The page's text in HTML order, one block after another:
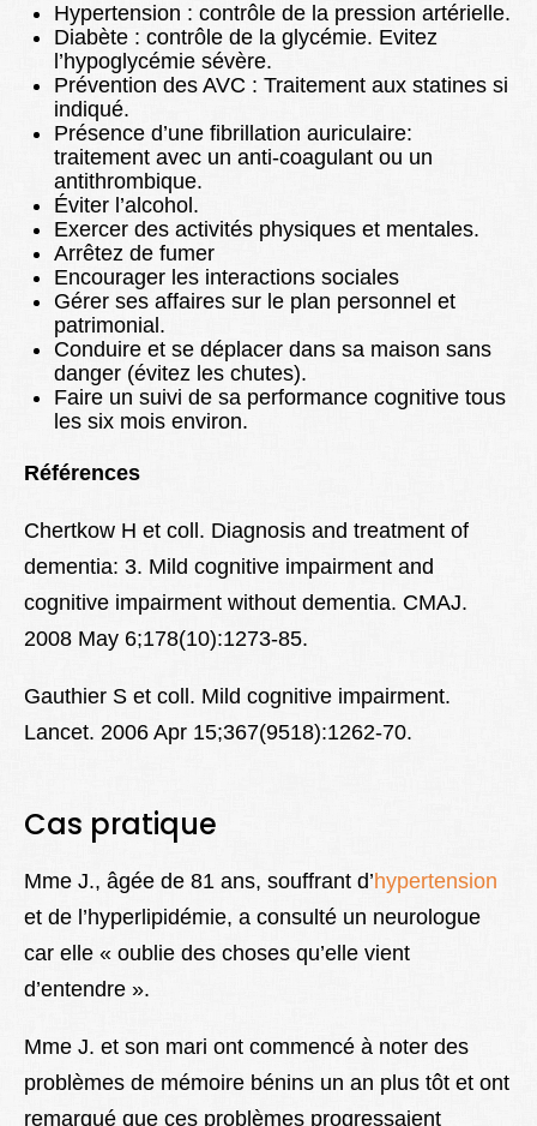
Hypertension : contrôle de la pression artérielle.
Diabète : contrôle de la glycémie. Evitez
l’hypoglycémie sévère.
Prévention des AVC : Traitement aux statines si
indiqué.
Présence d’une fibrillation auriculaire:
traitement avec un anti-coagulant ou un
antithrombique.
Éviter l’alcohol.
Exercer des activités physiques et mentales.
Arrêtez de fumer
Encourager les interactions sociales
Gérer ses affaires sur le plan personnel et
patrimonial.
Conduire et se déplacer dans sa maison sans
danger (évitez les chutes).
Faire un suivi de sa performance cognitive tous
les six mois environ.
Références
Chertkow H et coll. Diagnosis and treatment of
dementia: 3. Mild cognitive impairment and
cognitive impairment without dementia. CMAJ.
2008 May 6;178(10):1273-85.
Gauthier S et coll. Mild cognitive impairment.
Lancet. 2006 Apr 15;367(9518):1262-70.
Cas pratique
Mme J., âgée de 81 ans, souffrant d’hypertension
et de l’hyperlipidémie, a consulté un neurologue
car elle « oublie des choses qu’elle vient
d’entendre ».
Mme J. et son mari ont commencé à noter des
problèmes de mémoire bénins un an plus tôt et ont
remarqué que ces problèmes progressaient